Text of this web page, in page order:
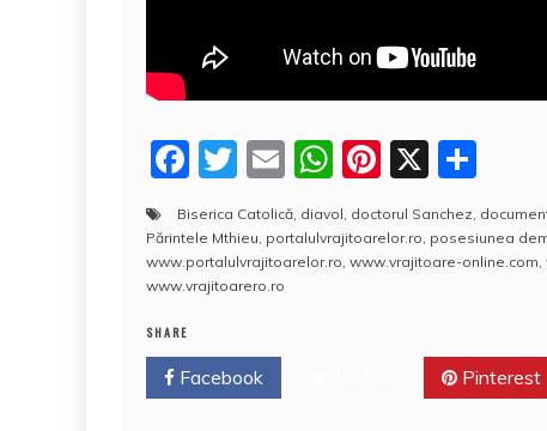
F
c
e
o
o
T
w
itt
er
E
m
ai
l
W
h
at
s
Pi
nt
er
e
X
a
rt
aj
a
z
Biserica Catolică, diavol, doctorul Sanchez,
Părintele Mthieu, portalulvrajitoarelor.ro, posesiunea
www.portalulvrajitoarelor.ro, www.vrajitoare-online.com,
www.vrajitoarero.ro
SHARE
Facebook Pinterest